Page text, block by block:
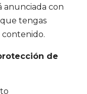
anunciada con
tengas
de